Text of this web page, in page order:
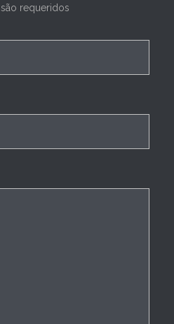
são requeridos